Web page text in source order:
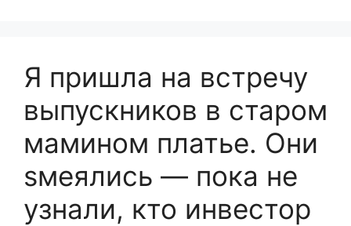
Я пришла на встречу
выпускников в старом
мамином платье. Они
sмеялись — пока не
узнали, кто инвестор